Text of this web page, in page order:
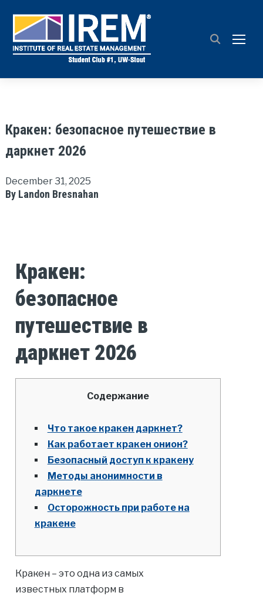
Кракен: безопасное путешествие в
даркнет 2026
December 31, 2025
By Landon Bresnahan
Кракен:
безопасное
путешествие в
даркнет 2026
Содержание
Что такое кракен даркнет?
Как работает кракен онион?
Безопасный доступ к кракену
Методы анонимности в
даркнете
Осторожность при работе на
кракене
Кракен – это одна из самых
известных платформ в